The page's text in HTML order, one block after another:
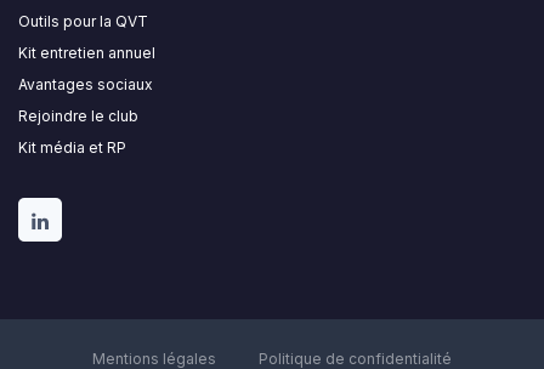
Outils pour la QVT
Kit entretien annuel
Avantages sociaux
Rejoindre le club
Kit média et RP
Mentions légales
Politique de confidentialité